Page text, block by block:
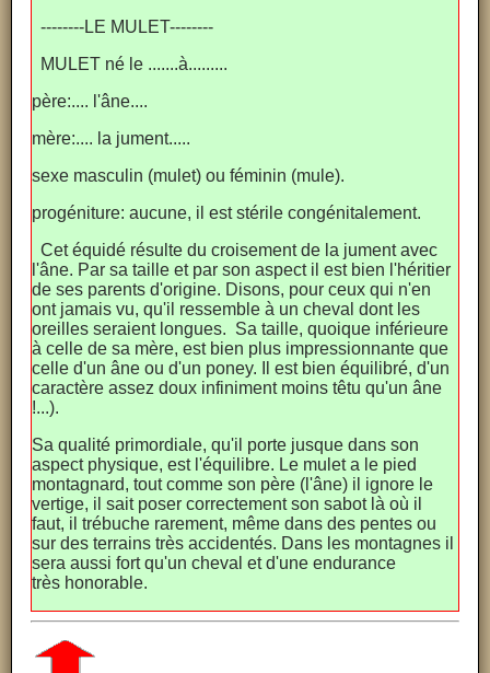
--------LE MULET--------
MULET né le .......à.........
père:.... l'âne....
mère:.... la jument.....
sexe masculin (mulet) ou féminin (mule).
progéniture: aucune, il est stérile congénitalement.
Cet équidé résulte du croisement de la jument avec
l'âne. Par sa taille et par son aspect il est bien l'héritier
de ses parents d'origine. Disons, pour ceux qui n'en
ont jamais vu, qu'il ressemble à un cheval dont les
oreilles seraient longues. Sa taille, quoique inférieure
à celle de sa mère, est bien plus impressionnante que
celle d'un âne ou d'un poney. Il est bien équilibré, d'un
caractère assez doux infiniment moins têtu qu'un âne
!...).
Sa qualité primordiale, qu'il porte jusque dans son
aspect physique, est l'équilibre. Le mulet a le pied
montagnard, tout comme son père (l'âne) il ignore le
vertige, il sait poser correctement son sabot là où il
faut, il trébuche rarement, même dans des pentes ou
sur des terrains très accidentés. Dans les montagnes il
sera aussi fort qu'un cheval et d'une endurance
très honorable.